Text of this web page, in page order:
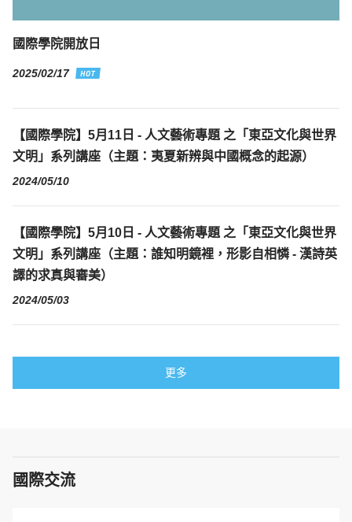
國際學院開放日
2025/02/17
【國際學院】5月11日 - 人文藝術專題 之「東亞文化與世界
文明」系列講座（主題：夷夏新辨與中國概念的起源）
2024/05/10
【國際學院】5月10日 - 人文藝術專題 之「東亞文化與世界
文明」系列講座（主題：誰知明鏡裡，形影自相憐 - 漢詩英
譯的求真與審美）
2024/05/03
更多
國際交流